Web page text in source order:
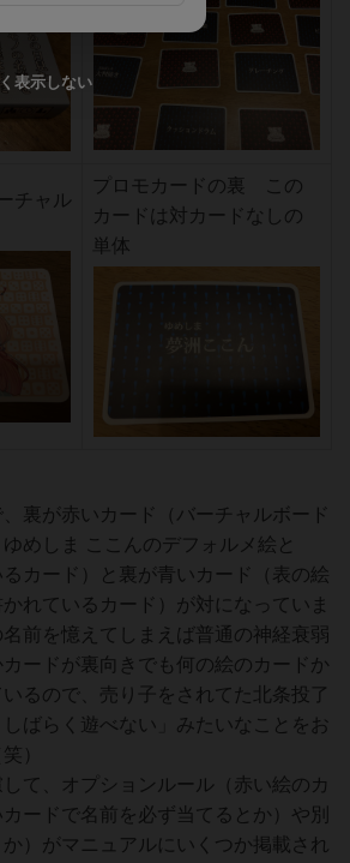
チャル
プロモカードの裏 この
カードは対カードなしの
単体
裏が赤いカード（バーチャルボード
めしま ここんのデフォルメ絵と
るカード）と裏が青いカード（表の絵
れているカード）が対になっていま
前を憶えてしまえば普通の神経衰弱
ードが裏向きでも何の絵のカードか
るので、売り子をされてた北条投了
ばらく遊べない」みたいなことをお
）
て、オプションルール（赤い絵のカ
ードで名前を必ず当てるとか）や別
）がマニュアルにいくつか掲載され
表示しない